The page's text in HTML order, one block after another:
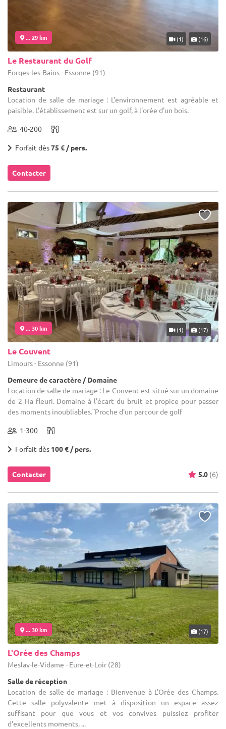
... 29 km (1) (16)
Le Restaurant du Golf
Forges-les-Bains - Essonne (91)
Restaurant
Location de salle de mariage : L'environnement est agréable et
paisible. L'établissement est sur un golf, à l'orée d'un bois.
40-200
Forfait dès75 € / pers.
Contacter
... 30 km (1) (17)
Le Couvent
Limours - Essonne (91)
Demeure de caractère / Domaine
Location de salle de mariage : Le Couvent est situé sur un domaine
de 2 Ha fleuri. Domaine à l'écart du bruit et propice pour passer
des moments inoubliables.¨Proche d'un parcour de golf
1-300
Forfait dès 100 € / pers.
Contacter 5.0 (6)
... 30 km (17)
L'Orée des Champs
Meslay-le-Vidame - Eure-et-Loir (28)
Salle de réception
Location de salle de mariage : Bienvenue à L'Orée des Champs.
Cette salle polyvalente met à disposition un espace assez
suffisant pour que vous et vos convives puissiez profiter
d'excellents moments. ...